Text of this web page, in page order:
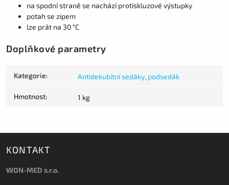
na spodní straně se nachází protiskluzové výstupky
potah se zipem
lze prát na 30 °C
Doplňkové parametry
Kategorie: Antidekubitní sedáky, podsedák
Hmotnost: 1 kg
KONTAKT
WON-MED s.r.o.